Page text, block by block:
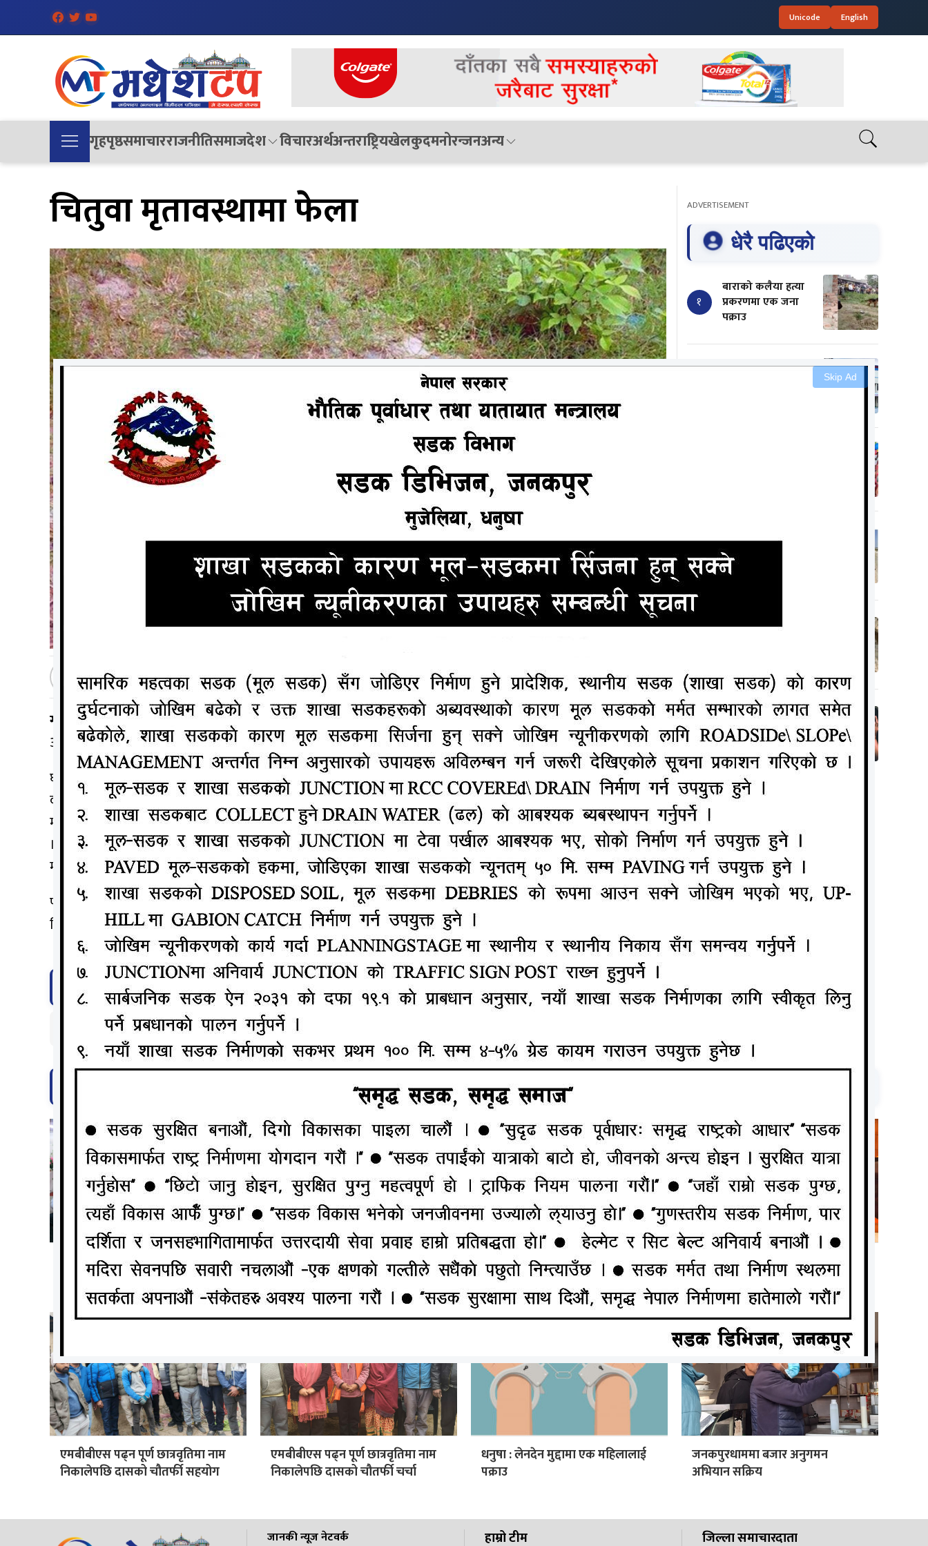
Skip Ad
Unicode English
गृहपृष्ठसमाचारराजनीतिसमाजदेश विचारअर्थअन्तराष्ट्रियखेलकुदमनोरन्जनअन्य
चितुवा मृतावस्थामा फेला
मधेशटप२०७७ कार्तिक २७, बिहीबार १२:१४
गोरखा, २७ कात्तिक (मधेश टप):-जिल्लामा एक वयस्क चितुवा मृतावस्थामा फेला परेको छ । गोरखा नगरपालिका–४, फिनाम,
आरुस्वाँरामा मृत पोथी चितुवा फेला परेको हो । स्थानीयवासीले चितुवा मृतावस्थामा देखेपछि प्रहरीलाई जानकारी गराएको थिए ।
घटनाको जानकारी पाएलगत्तै डिभिजन वन कार्यालयबाट खटिएको टोलीले घटनास्थलमा पुगेर मुचुल्का तयार पारी मृत चितुवालाई
वन कार्यालयमा आज ल्याइएको कार्यालय गोरखाका प्रमुख अशोककुमार श्रेष्ठले जानकारी दिनुभयो । ‘वयस्क पोथी चितुवा कसरी
म¥यो भन्ने यकिन नै त भइसकेको छैन, घटनाको प्रकृति हेर्दा दुई वटा चितुवा जुधेर एउटा मरेको हुन सक्ने देखिएको छ’, उहाँले भन्नुभयो
। मृत चितवाको शरीरमा चिथोरिएको जस्तो चोट रहेकाले भाले र पोथी चितुवा जुधेको हुन सक्ने अनुमान गरिएको उहाँको भनाइ थियो
मृत चितुवाको अवस्था हेर्दा दुई दिनअघि मरेको हुन सक्ने कार्यालय प्रमुख श्रेष्ठले बताउनुभयो ।
पछिल्लो समय जिल्लाभित्र चितुवा मृतावस्थामा भेटिने क्रम बढेको छ । गत भदौमा पनि आरुघाट गाउँपालिकामा कुकुरले टोकेर एक
चितुवा मारिएको थियो ।
टिप्पणी दिनुहोस्
ADVERTISEMENT
धेरै पढिएको
१
बाराको कलैया हत्या
प्रकरणमा एक जना
पक्राउ
४
कार्यकर्ताले धनुषामा
प्रधानाध्यापकलाई
चपलैचपलले पिटे
लक्ष्मीनियाँमा खेत
६
६ वर्षसम्म सन्तान
नभएपछि देवरसँग सुत्न
दबाब दिन्थे श्रीमान्,
एकदिन अचानक….
ADVERTISEMENT
स्वर्गीय सुनिल थापाको अन्तिम चलचित्र
युवा नेता साह रास्वपामा प्रवेश
कांग्रेस: मधेशको चुनावी कमाण्डर
सहमहामन्त्री मुक्ता यादव
मधेशमा शिक्षा अधिकार र
जवाफदेहीताबारे दुईदिने कार्यशाला
एमबीबीएस पढ्न पूर्ण छात्रवृतिमा नाम
निकालेपछि दासको चौतर्फी सहयोग
एमबीबीएस पढ्न पूर्ण छात्रवृतिमा नाम
निकालेपछि दासको चौतर्फी चर्चा
धनुषा : लेनदेन मुद्दामा एक महिलालाई
पक्राउ
जनकपुरधाममा बजार अनुगमन
अभियान सक्रिय
जानकी न्यूज नेटवर्क
हाम्रो टीम जिल्ला समाचारदाता